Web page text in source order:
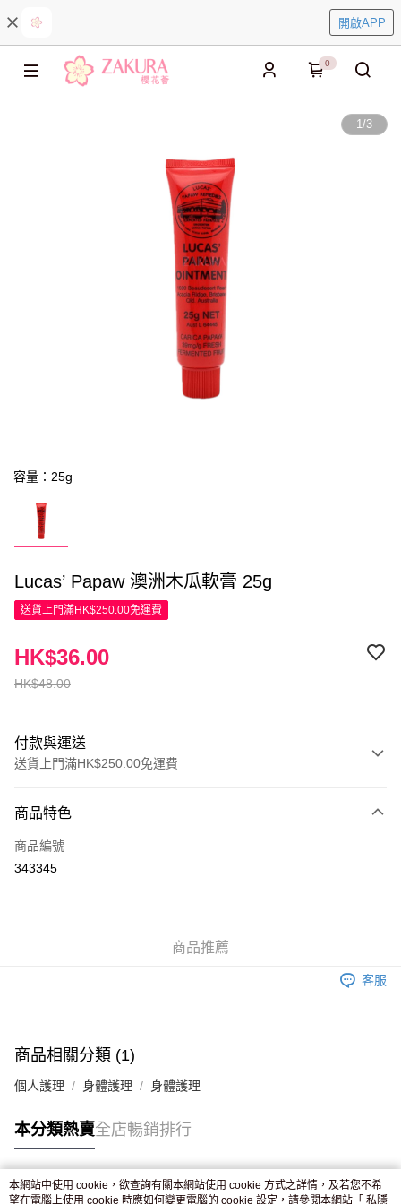
開啟APP
0
1/3
容量：25g
Lucas’ Papaw 澳洲木瓜軟膏 25g
送貨上門滿HK$250.00免運費
HK$48.00
HK$36.00
付款與運送
送貨上門滿HK$250.00免運費
信用卡
Apple Pay
付款後門市自取，訂單確認後2-4個工作天到店，7天內取。逾期後
商品特色
商品編號
343345
商品推薦
客服
商品相關分類 (1)
個人護理 身體護理 身體護理
本分類熱賣全店暢銷排行
熱門標籤
本網站中使用 cookie，欲查詢有關本網站使用 cookie 方式之詳情，及若您不希
望在電腦上使用 cookie 時應如何變更電腦的 cookie 設定，請參閱本網站「 私隱